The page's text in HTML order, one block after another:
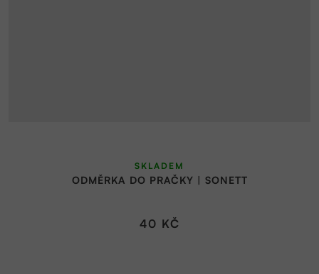
ODMĚRKA DO PRAČKY | SONETT
SKLADEM
40 KČ